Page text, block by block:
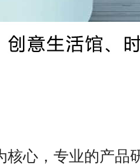
心，专业的产品